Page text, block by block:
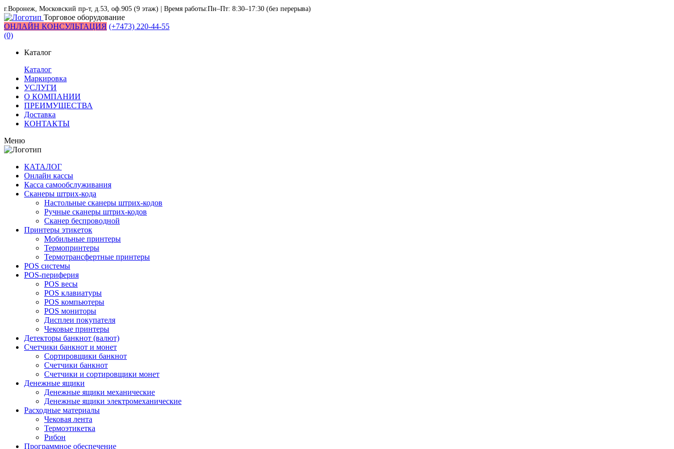
г.Воронеж, Московский пр-т, д.53, оф.905 (9 этаж) | Время работы:Пн–Пт: 8:30–17:30 (без перерыва)
Торговое оборудование
ОНЛАЙН КОНСУЛЬТАЦИЯ (+7473) 220-44-55
(0)
Каталог
Каталог
Маркировка
УСЛУГИ
О КОМПАНИИ
ПРЕИМУЩЕСТВА
Доставка
КОНТАКТЫ
Меню
КАТАЛОГ
Онлайн кассы
Касса самообслуживания
Сканеры штрих-кода
Настольные сканеры штрих-кодов
Ручные сканеры штрих-кодов
Сканер беспроводной
Принтеры этикеток
Мобильные принтеры
Термопринтеры
Термотрансфертные принтеры
POS системы
POS-периферия
POS весы
POS клавиатуры
POS компьютеры
POS мониторы
Дисплеи покупателя
Чековые принтеры
Детекторы банкнот (валют)
Счетчики банкнот и монет
Сортировщики банкнот
Счетчики банкнот
Счетчики и сортировщики монет
Денежные ящики
Денежные ящики механические
Денежные ящики электромеханические
Расходные материалы
Чековая лента
Термоэтикетка
Рибон
Программное обеспечение